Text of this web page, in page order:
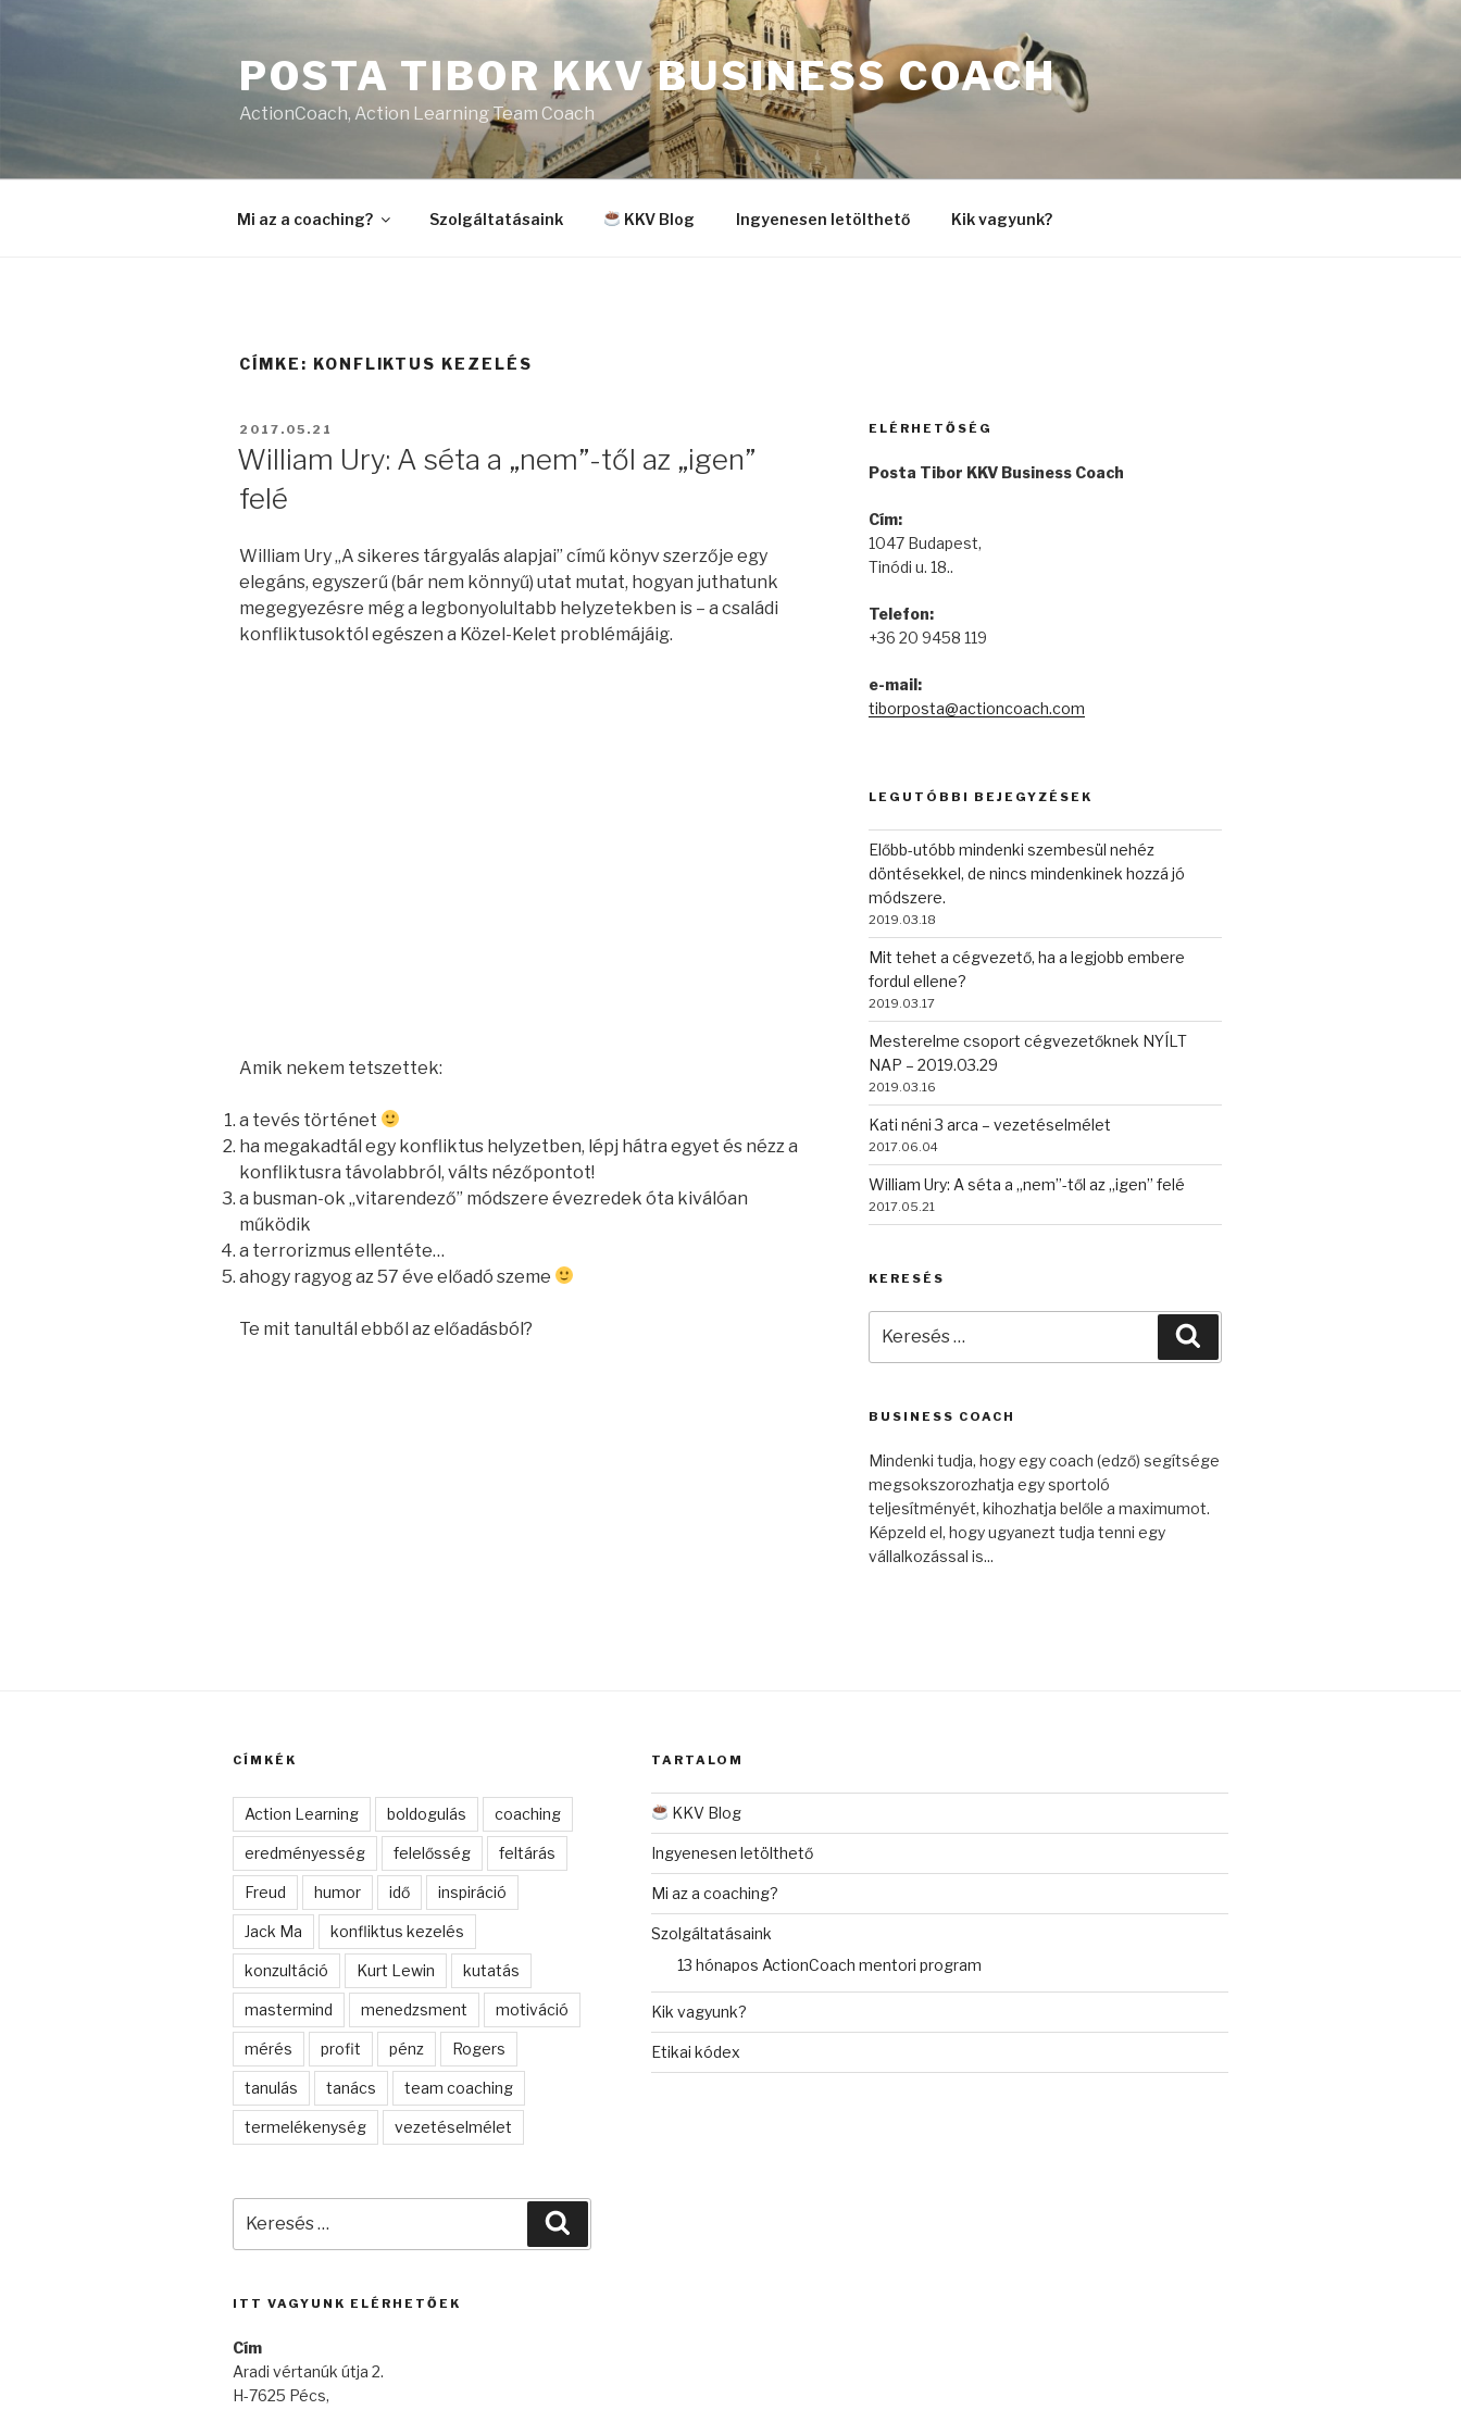
POSTA TIBOR KKV BUSINESS COACH
ActionCoach, Action Learning Team Coach
Mi az a coaching? Szolgáltatásaink KKV Blog Ingyenesen letölthető Kik vagyunk?
CÍMKE: KONFLIKTUS KEZELÉS
BEKÜLDVE:
2017.05.21
William Ury: A séta a „nem”-től az „igen”
felé
William Ury „A sikeres tárgyalás alapjai” című könyv szerzője egy
elegáns, egyszerű (bár nem könnyű) utat mutat, hogyan juthatunk
megegyezésre még a legbonyolultabb helyzetekben is – a családi
konfliktusoktól egészen a Közel-Kelet problémájáig.
Amik nekem tetszettek:
a tevés történet
ha megakadtál egy konfliktus helyzetben, lépj hátra egyet és nézz a
konfliktusra távolabbról, válts nézőpontot!
a busman-ok „vitarendező” módszere évezredek óta kiválóan
működik
a terrorizmus ellentéte…
ahogy ragyog az 57 éve előadó szeme
Te mit tanultál ebből az előadásból?
ELÉRHETŐSÉG
Posta Tibor KKV Business Coach
Cím:
1047 Budapest,
Tinódi u. 18..
Telefon:
+36 20 9458 119
e-mail:
tiborposta@actioncoach.com
LEGUTÓBBI BEJEGYZÉSEK
Előbb-utóbb mindenki szembesül nehéz
döntésekkel, de nincs mindenkinek hozzá jó
módszere.
2019.03.18
Mit tehet a cégvezető, ha a legjobb embere
fordul ellene?
2019.03.17
Mesterelme csoport cégvezetőknek NYÍLT
NAP – 2019.03.29
2019.03.16
Kati néni 3 arca – vezetéselmélet
2017.06.04
William Ury: A séta a „nem”-től az „igen” felé
2017.05.21
KERESÉS
következő
BUSINESS COACH
Mindenki tudja, hogy egy coach (edző) segítsége
megsokszorozhatja egy sportoló
teljesítményét, kihozhatja belőle a maximumot.
Képzeld el, hogy ugyanezt tudja tenni egy
vállalkozással is...
CÍMKÉK
Action Learning boldogulás coaching
eredményesség felelősség feltárás
Freud humor idő inspiráció
Jack Ma konfliktus kezelés
konzultáció Kurt Lewin kutatás
mastermind menedzsment motiváció
mérés profit pénz Rogers
tanulás tanács team coaching
termelékenység vezetéselmélet
következő
ITT VAGYUNK ELÉRHETŐEK
Cím
Aradi vértanúk útja 2.
H-7625 Pécs,
TARTALOM
KKV Blog
Ingyenesen letölthető
Mi az a coaching?
Szolgáltatásaink
13 hónapos ActionCoach mentori program
Kik vagyunk?
Etikai kódex